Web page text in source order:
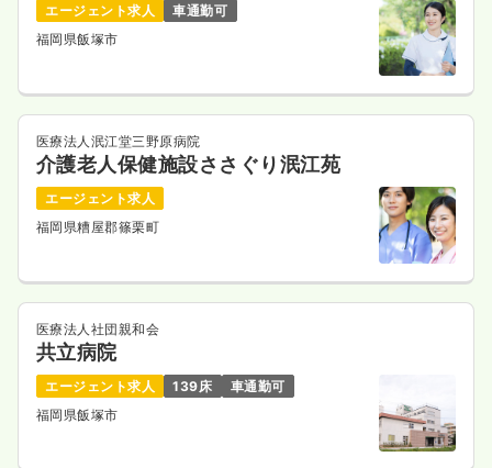
エージェント求人
車通勤可
福岡県飯塚市
医療法人泯江堂三野原病院
介護老人保健施設ささぐり泯江苑
エージェント求人
福岡県糟屋郡篠栗町
医療法人社団親和会
共立病院
エージェント求人 139床
車通勤可
福岡県飯塚市